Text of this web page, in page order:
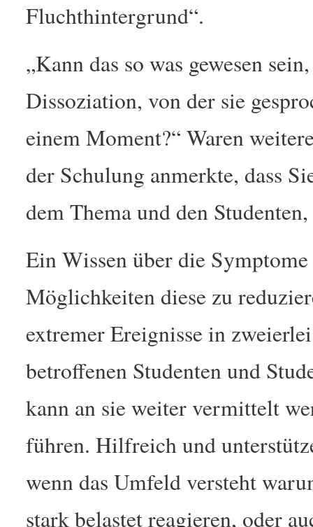
Fluchthintergrund“.
„Kann das so was gewesen
Dissoziation, von der sie
einem Moment?“ Waren
der Schulung anmerkte, dass
dem Thema und den
Ein Wissen über die
Möglichkeiten diese zu
extremer Ereignisse in
betroffenen Studenten und
kann an sie weiter vermittelt
führen. Hilfreich und
wenn das Umfeld versteht
stark belastet reagieren, oder